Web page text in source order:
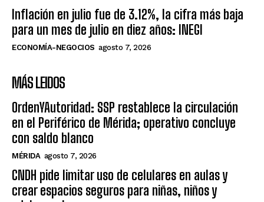
Inflación en julio fue de 3.12%, la cifra más baja
para un mes de julio en diez años: INEGI
ECONOMÍA-NEGOCIOS agosto 7, 2026
MÁS LEIDOS
OrdenYAutoridad: SSP restablece la circulación
en el Periférico de Mérida; operativo concluye
con saldo blanco
MÉRIDA agosto 7, 2026
CNDH pide limitar uso de celulares en aulas y
crear espacios seguros para niñas, niños y